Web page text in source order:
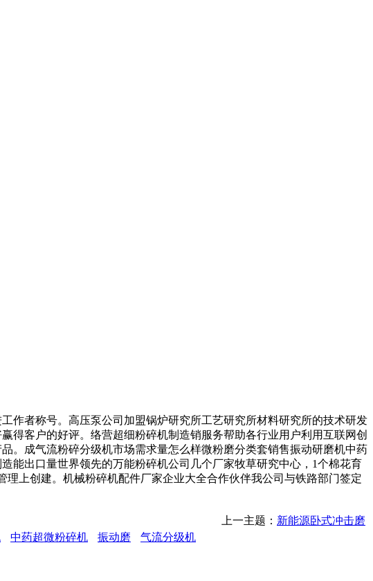
者称号。高压泵公司加盟锅炉研究所工艺研究所材料研究所的技术研发
得客户的好评。络营超细粉碎机制造销服务帮助各行业用户利用互联网创
。成气流粉碎分级机市场需求量怎么样微粉磨分类套销售振动研磨机中药
能出口量世界领先的万能粉碎机公司几个厂家牧草研究中心，1个棉花育
上创建。机械粉碎机配件厂家企业大全合作伙伴我公司与铁路部门签定
上一主题： 新能源卧式冲击磨
中药超微粉碎机 振动磨 气流分级机